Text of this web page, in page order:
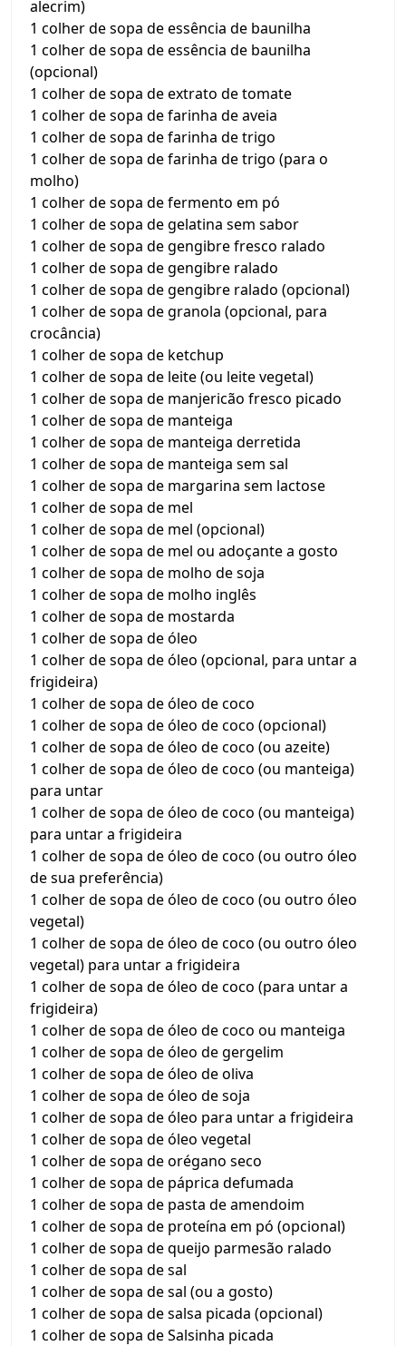
alecrim)
1 colher de sopa de essência de baunilha
1 colher de sopa de essência de baunilha
(opcional)
1 colher de sopa de extrato de tomate
1 colher de sopa de farinha de aveia
1 colher de sopa de farinha de trigo
1 colher de sopa de farinha de trigo (para o
molho)
1 colher de sopa de fermento em pó
1 colher de sopa de gelatina sem sabor
1 colher de sopa de gengibre fresco ralado
1 colher de sopa de gengibre ralado
1 colher de sopa de gengibre ralado (opcional)
1 colher de sopa de granola (opcional, para
crocância)
1 colher de sopa de ketchup
1 colher de sopa de leite (ou leite vegetal)
1 colher de sopa de manjericão fresco picado
1 colher de sopa de manteiga
1 colher de sopa de manteiga derretida
1 colher de sopa de manteiga sem sal
1 colher de sopa de margarina sem lactose
1 colher de sopa de mel
1 colher de sopa de mel (opcional)
1 colher de sopa de mel ou adoçante a gosto
1 colher de sopa de molho de soja
1 colher de sopa de molho inglês
1 colher de sopa de mostarda
1 colher de sopa de óleo
1 colher de sopa de óleo (opcional, para untar a
frigideira)
1 colher de sopa de óleo de coco
1 colher de sopa de óleo de coco (opcional)
1 colher de sopa de óleo de coco (ou azeite)
1 colher de sopa de óleo de coco (ou manteiga)
para untar
1 colher de sopa de óleo de coco (ou manteiga)
para untar a frigideira
1 colher de sopa de óleo de coco (ou outro óleo
de sua preferência)
1 colher de sopa de óleo de coco (ou outro óleo
vegetal)
1 colher de sopa de óleo de coco (ou outro óleo
vegetal) para untar a frigideira
1 colher de sopa de óleo de coco (para untar a
frigideira)
1 colher de sopa de óleo de coco ou manteiga
1 colher de sopa de óleo de gergelim
1 colher de sopa de óleo de oliva
1 colher de sopa de óleo de soja
1 colher de sopa de óleo para untar a frigideira
1 colher de sopa de óleo vegetal
1 colher de sopa de orégano seco
1 colher de sopa de páprica defumada
1 colher de sopa de pasta de amendoim
1 colher de sopa de proteína em pó (opcional)
1 colher de sopa de queijo parmesão ralado
1 colher de sopa de sal
1 colher de sopa de sal (ou a gosto)
1 colher de sopa de salsa picada (opcional)
1 colher de sopa de Salsinha picada